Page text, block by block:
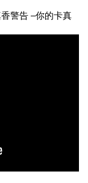
警告 –你的卡真